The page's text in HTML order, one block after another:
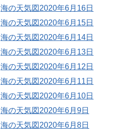
海の天気図2020年6月16日
海の天気図2020年6月15日
海の天気図2020年6月14日
海の天気図2020年6月13日
海の天気図2020年6月12日
海の天気図2020年6月11日
海の天気図2020年6月10日
海の天気図2020年6月9日
海の天気図2020年6月8日